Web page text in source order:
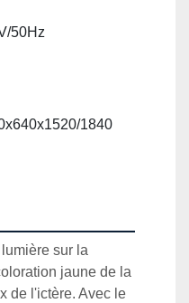
50Hz
1840
sur la
jaune de la
de l'ictère. Avec le